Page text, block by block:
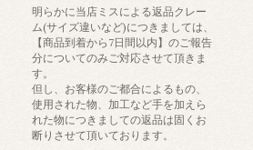
明らかに当店ミスによる返品クレー
ム(サイズ違いなど)につきましては、
【商品到着から7日間以内】のご報告
分についてのみご対応させて頂きま
す。
但し、お客様のご都合によるもの、
使用された物、加工など手を加えら
れた物につきましての返品は固くお
断りさせて頂いております。